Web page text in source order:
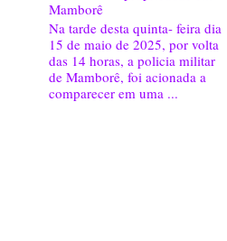
Mamborê
Na tarde desta quinta- feira dia
15 de maio de 2025, por volta
das 14 horas, a policia militar
de Mamborê, foi acionada a
comparecer em uma ...